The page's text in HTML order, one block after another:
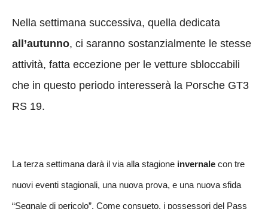
Nella settimana successiva, quella dedicata
all’autunno, ci saranno sostanzialmente le stesse
attività, fatta eccezione per le vetture sbloccabili
che in questo periodo interesserà la Porsche GT3
RS 19.
La terza settimana darà il via alla stagione invernale con tre
nuovi eventi stagionali, una nuova prova, e una nuova sfida
“Segnale di pericolo”. Come consueto, i possessori del Pass